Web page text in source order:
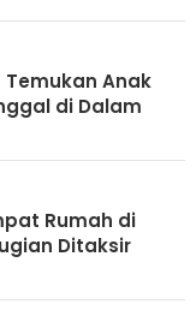
Anak
di Dalam
Rumah di
Ditaksir